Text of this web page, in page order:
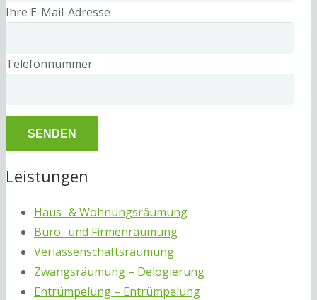
Ihre E-Mail-Adresse
Telefonnummer
Leistungen
Haus- & Wohnungsräumung
Büro- und Firmenräumung
Verlassenschaftsräumung
Zwangsräumung – Delogierung
Entrümpelung – Entrümpelung